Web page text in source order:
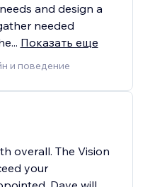
and design a
needed
... Показать еще
и поведение
overall. The Vision
your